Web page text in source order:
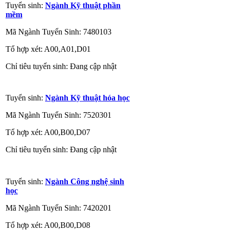
Tuyển sinh: Ngành Kỹ thuật phần
mềm
Mã Ngành Tuyển Sinh: 7480103
Tổ hợp xét: A00,A01,D01
Chỉ tiêu tuyển sinh: Đang cập nhật
Tuyển sinh: Ngành Kỹ thuật hóa học
Mã Ngành Tuyển Sinh: 7520301
Tổ hợp xét: A00,B00,D07
Chỉ tiêu tuyển sinh: Đang cập nhật
Tuyển sinh: Ngành Công nghệ sinh
học
Mã Ngành Tuyển Sinh: 7420201
Tổ hợp xét: A00,B00,D08